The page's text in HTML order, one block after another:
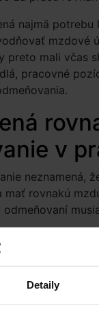
Detaily
najmä potrebu
mzdové
preto mali včas
pracovné
v
neznamená,
mať rovnakú
musieť vedieť
úvahy môže